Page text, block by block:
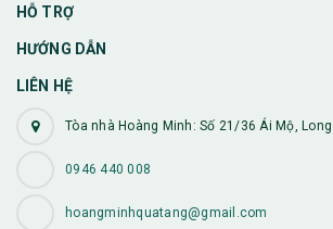
HỖ TRỢ
HƯỚNG DẪN
LIÊN HỆ
Tòa nhà Hoàng Minh: Số 21/36 Ái Mộ,
0946 440 008
hoangminhquatang@gmail.com